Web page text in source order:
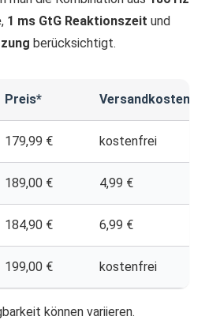
, 1 ms GtG Reaktionszeit und
berücksichtigt.
Preis* Versandkosten
179,99 € kostenfrei
189,00 € 4,99 €
184,90 € 6,99 €
199,00 € kostenfrei
können variieren.